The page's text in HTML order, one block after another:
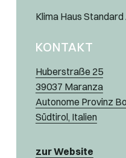
Klima Haus Standard
KONTAKT
Huberstraße 25
39037 Maranza
Autonome Provinz
Südtirol, Italien
zur Website